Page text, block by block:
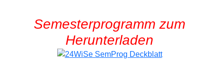
Semesterprogramm zum
Herunterladen